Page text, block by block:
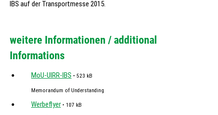
IBS auf der Transportmesse 2015.
weitere Informationen / additional
Informations
MoU-UIRR-IBS • 523 kB
Memorandum of Understanding
Werbeflyer • 107 kB